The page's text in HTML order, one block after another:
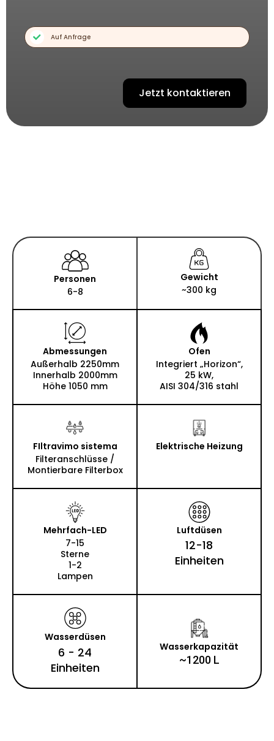
Auf Anfrage
Jetzt kontaktieren
Personen
6-8
Gewicht
~300 kg
Abmessungen
Außerhalb 2250mm
Innerhalb 2000mm
Höhe 1050 mm
Ofen
Integriert „Horizon“,
25 kW,
AISI 304/316 stahl
FIltravimo sistema
Filteranschlüsse /
Montierbare Filterbox
Elektrische Heizung
Mehrfach-LED
7-15
Sterne
1-2
Lampen
Luftdüsen
12-18
Einheiten
Wasserdüsen
6 - 24
Einheiten
Wasserkapazität
~1200 L